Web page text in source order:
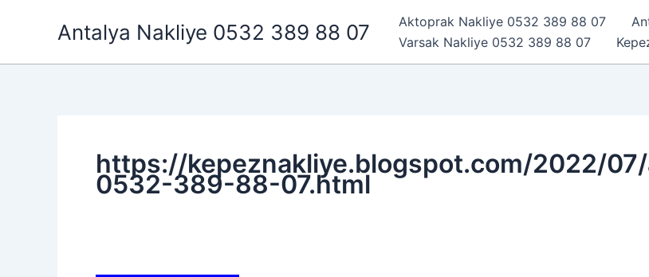
Antalya Nakliye 0532 389 88 07 Aktoprak Nakliye 0532 389 88 07
Varsak Nakliye 0532 389 88 07
https://kepeznakliye.blogspot.com/2022/
0532-389-88-07.html